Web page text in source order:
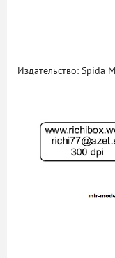
Издательство: Spida